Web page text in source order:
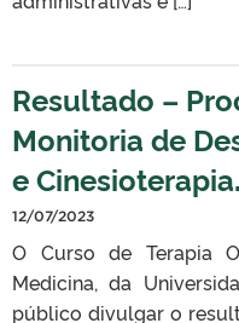
Resultado –
Monitoria de
e Cinesioterapia.
12/07/2023
O Curso de Terapia
Medicina, da
público divulgar o